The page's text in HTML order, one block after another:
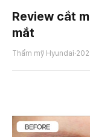
Review cắt
mắt
Thẩm mỹ Hyundai·